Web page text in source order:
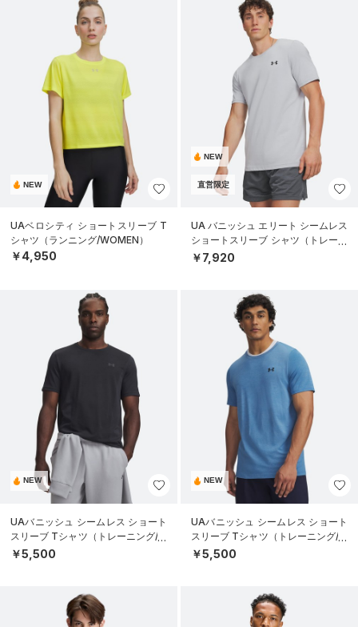
NEW
UAベロシティ ショートスリーブ T
シャツ（ランニング/WOMEN）
￥4,950
NEW
直営限定
UA バニッシュ エリート シームレス
ショートスリーブ シャツ（トレーニ
ング/MEN）
￥7,920
NEW
UAバニッシュ シームレス ショート
スリーブ Tシャツ（トレーニング/M
EN）
￥5,500
NEW
UAバニッシュ シームレス ショート
スリーブ Tシャツ（トレーニング/M
EN）
￥5,500